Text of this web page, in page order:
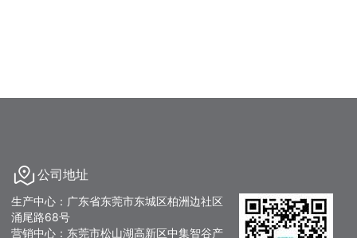
公司地址
生产中心：广东省东莞市东城区柏洲边社区
涌尾路68号
营销中心：东莞市松山湖高新区中集智谷产